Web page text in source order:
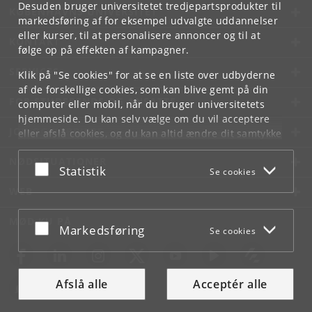
Desuden bruger universitetet tredjepartsprodukter til
markedsføring af for eksempel udvalgte uddannelser
eller kurser, til at personalisere annoncer og til at
følge op på effekten af kampagner.
Klik på "Se cookies" for at se en liste over udbyderne
af de forskellige cookies, som kan blive gemt på din
computer eller mobil, når du bruger universitetets
hjemmeside. Du kan selv vælge om du vil acceptere
eller afslå cookies, og du kan altid ændre dit samtykke
underCookie- og privatlivspolitiksom du finder i
bunden af hver side.
Acceptér eller afslå
Statistik Se cookies
Acceptér eller afslå
Markedsføring Se cookies
Afslå alle Acceptér alle
KØBENHAVNS UNIVERSITET
KONTAKT
SERVICES
FOR STUDERENDE OG ANSATTE
JOB OG KARRIERE
NØDSITUATIONER
WEB
MØD KU PÅ